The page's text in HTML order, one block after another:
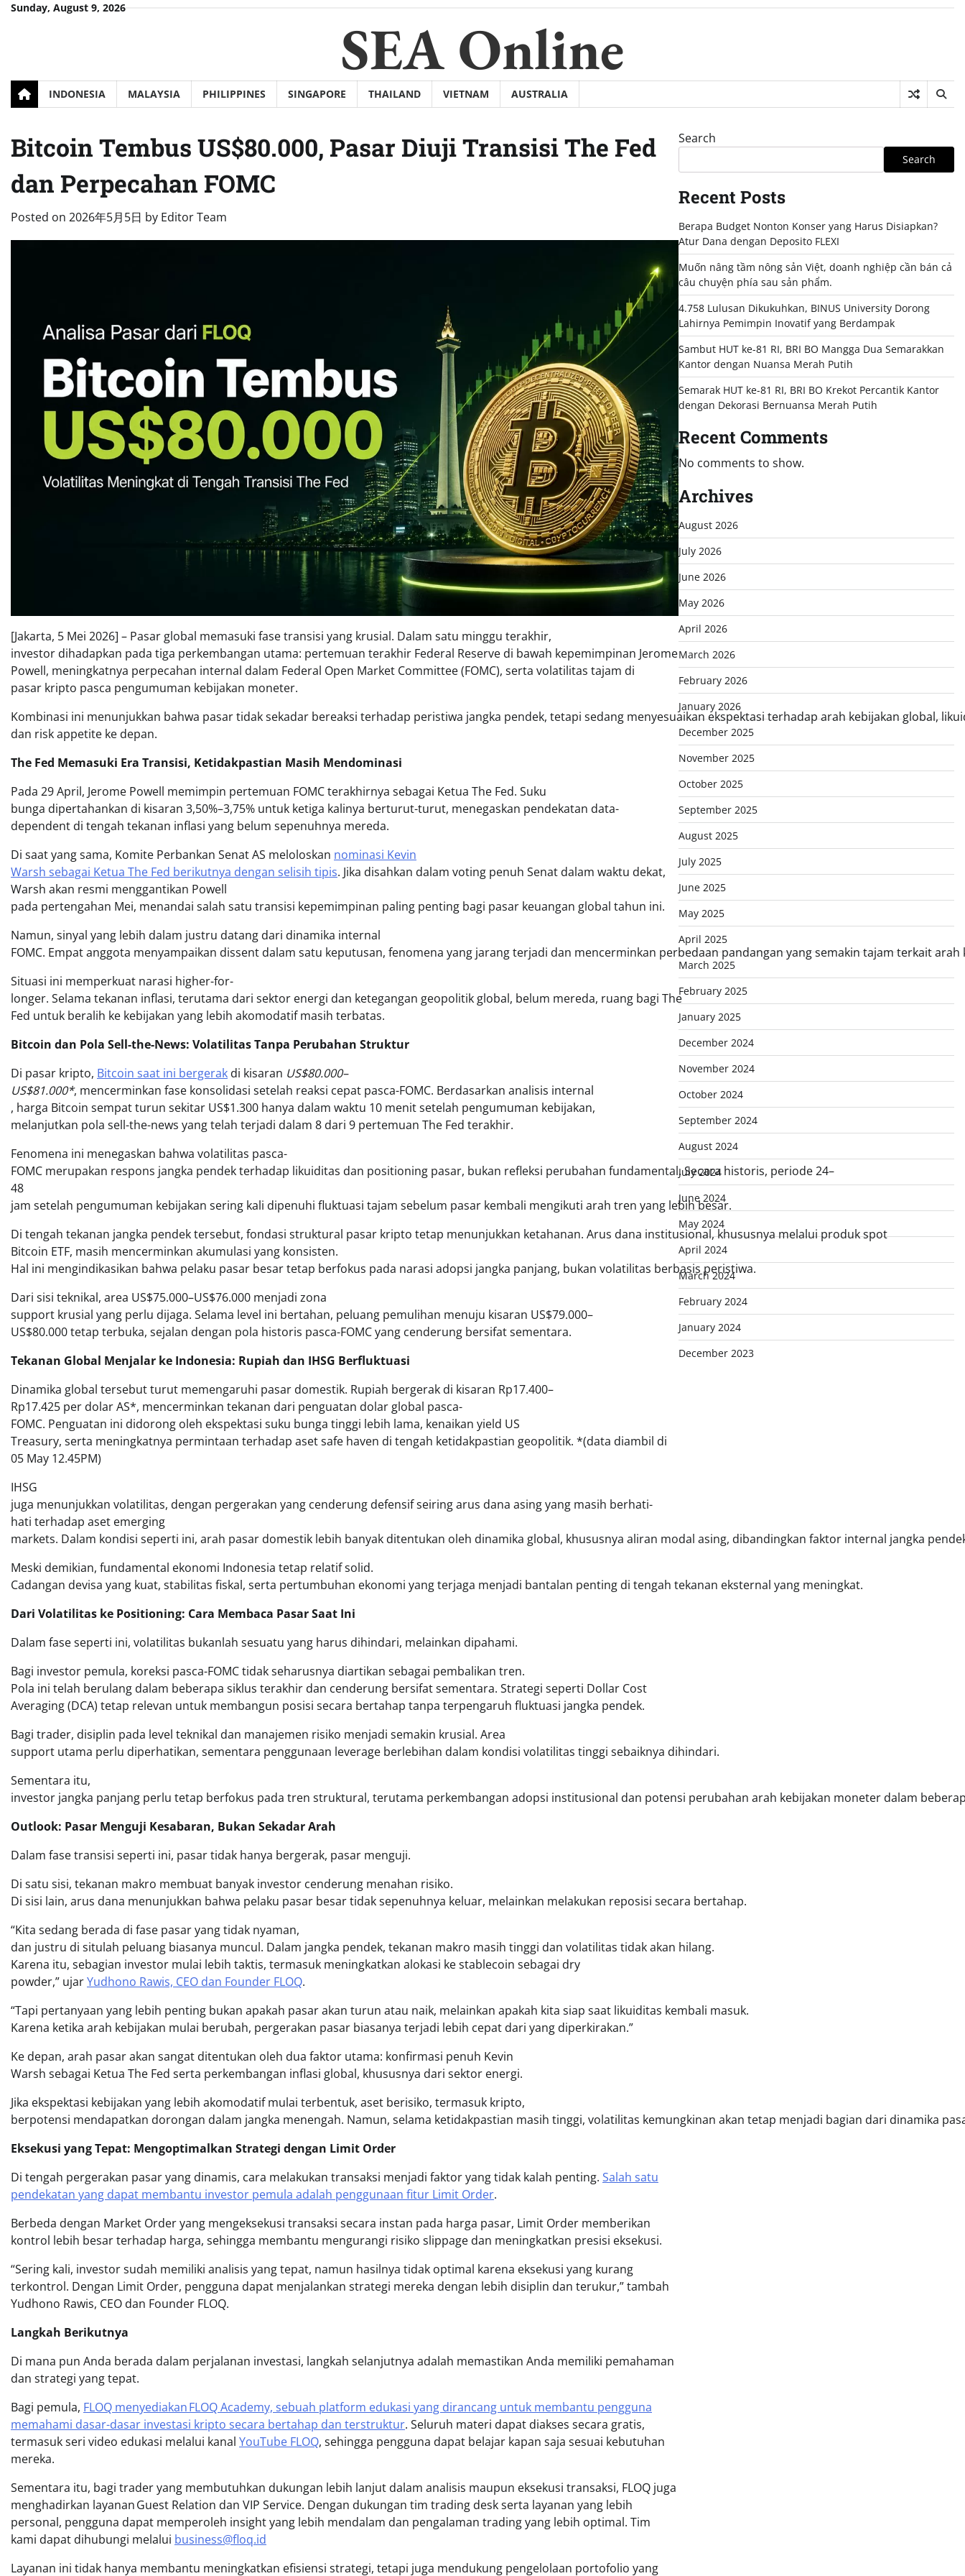
SkipSunday, August 9, 2026
SEA Online
INDONESIA MALAYSIA PHILIPPINES SINGAPORE THAILAND VIETNAM AUSTRALIA
Bitcoin Tembus US$80.000, Pasar Diuji Transisi The Fed
dan Perpecahan FOMC
Posted on 2026年5月5日 by Editor Team
[Jakarta, 5 Mei 2026] – Pasar global memasuki fase transisi yang krusial. Dalam satu minggu terakhir,
investor dihadapkan pada tiga perkembangan utama: pertemuan terakhir Federal Reserve di bawah kepemimpinan Jerome
Powell, meningkatnya perpecahan internal dalam Federal Open Market Committee (FOMC), serta volatilitas tajam di
pasar kripto pasca pengumuman kebijakan moneter.
Kombinasi ini menunjukkan bahwa pasar tidak sekadar bereaksi terhadap peristiwa jangka pendek, tetapi sedang menyesuaikan ekspektasi terhadap arah kebijakan global,
dan risk appetite ke depan.
The Fed Memasuki Era Transisi, Ketidakpastian Masih Mendominasi
Pada 29 April, Jerome Powell memimpin pertemuan FOMC terakhirnya sebagai Ketua The Fed. Suku
bunga dipertahankan di kisaran 3,50%–3,75% untuk ketiga kalinya berturut-turut, menegaskan pendekatan data-
dependent di tengah tekanan inflasi yang belum sepenuhnya mereda.
Di saat yang sama, Komite Perbankan Senat AS meloloskan nominasi Kevin
Warsh sebagai Ketua The Fed berikutnya dengan selisih tipis. Jika disahkan dalam voting penuh Senat dalam waktu dekat,
Warsh akan resmi menggantikan Powell
pada pertengahan Mei, menandai salah satu transisi kepemimpinan paling penting bagi pasar keuangan global tahun ini.
Namun, sinyal yang lebih dalam justru datang dari dinamika internal
FOMC. Empat anggota menyampaikan dissent dalam satu keputusan, fenomena yang jarang terjadi dan mencerminkan perbedaan pandangan yang semakin tajam terkait
Situasi ini memperkuat narasi higher-for-
longer. Selama tekanan inflasi, terutama dari sektor energi dan ketegangan geopolitik global, belum mereda, ruang bagi The
Fed untuk beralih ke kebijakan yang lebih akomodatif masih terbatas.
Bitcoin dan Pola Sell-the-News: Volatilitas Tanpa Perubahan Struktur
Di pasar kripto, Bitcoin saat ini bergerak di kisaran US$80.000–
US$81.000*, mencerminkan fase konsolidasi setelah reaksi cepat pasca-FOMC. Berdasarkan analisis internal
, harga Bitcoin sempat turun sekitar US$1.300 hanya dalam waktu 10 menit setelah pengumuman kebijakan,
melanjutkan pola sell-the-news yang telah terjadi dalam 8 dari 9 pertemuan The Fed terakhir.
Fenomena ini menegaskan bahwa volatilitas pasca-
FOMC merupakan respons jangka pendek terhadap likuiditas dan positioning pasar, bukan refleksi perubahan fundamental. Secara historis, periode 24–
48
jam setelah pengumuman kebijakan sering kali dipenuhi fluktuasi tajam sebelum pasar kembali mengikuti arah tren yang lebih besar.
Di tengah tekanan jangka pendek tersebut, fondasi struktural pasar kripto tetap menunjukkan ketahanan. Arus dana institusional, khususnya melalui produk spot
Bitcoin ETF, masih mencerminkan akumulasi yang konsisten.
Hal ini mengindikasikan bahwa pelaku pasar besar tetap berfokus pada narasi adopsi jangka panjang, bukan volatilitas berbasis peristiwa.
Dari sisi teknikal, area US$75.000–US$76.000 menjadi zona
support krusial yang perlu dijaga. Selama level ini bertahan, peluang pemulihan menuju kisaran US$79.000–
US$80.000 tetap terbuka, sejalan dengan pola historis pasca-FOMC yang cenderung bersifat sementara.
Tekanan Global Menjalar ke Indonesia: Rupiah dan IHSG Berfluktuasi
Dinamika global tersebut turut memengaruhi pasar domestik. Rupiah bergerak di kisaran Rp17.400–
Rp17.425 per dolar AS*, mencerminkan tekanan dari penguatan dolar global pasca-
FOMC. Penguatan ini didorong oleh ekspektasi suku bunga tinggi lebih lama, kenaikan yield US
Treasury, serta meningkatnya permintaan terhadap aset safe haven di tengah ketidakpastian geopolitik. *(data diambil di
05 May 12.45PM)
IHSG
juga menunjukkan volatilitas, dengan pergerakan yang cenderung defensif seiring arus dana asing yang masih berhati-
hati terhadap aset emerging
markets. Dalam kondisi seperti ini, arah pasar domestik lebih banyak ditentukan oleh dinamika global, khususnya aliran modal asing, dibandingkan faktor internal jangka
Meski demikian, fundamental ekonomi Indonesia tetap relatif solid.
Cadangan devisa yang kuat, stabilitas fiskal, serta pertumbuhan ekonomi yang terjaga menjadi bantalan penting di tengah tekanan eksternal yang meningkat.
Dari Volatilitas ke Positioning: Cara Membaca Pasar Saat Ini
Dalam fase seperti ini, volatilitas bukanlah sesuatu yang harus dihindari, melainkan dipahami.
Bagi investor pemula, koreksi pasca-FOMC tidak seharusnya diartikan sebagai pembalikan tren.
Pola ini telah berulang dalam beberapa siklus terakhir dan cenderung bersifat sementara. Strategi seperti Dollar Cost
Averaging (DCA) tetap relevan untuk membangun posisi secara bertahap tanpa terpengaruh fluktuasi jangka pendek.
Bagi trader, disiplin pada level teknikal dan manajemen risiko menjadi semakin krusial. Area
support utama perlu diperhatikan, sementara penggunaan leverage berlebihan dalam kondisi volatilitas tinggi sebaiknya dihindari.
Sementara itu,
investor jangka panjang perlu tetap berfokus pada tren struktural, terutama perkembangan adopsi institusional dan potensi perubahan arah kebijakan moneter dalam
Outlook: Pasar Menguji Kesabaran, Bukan Sekadar Arah
Dalam fase transisi seperti ini, pasar tidak hanya bergerak, pasar menguji.
Di satu sisi, tekanan makro membuat banyak investor cenderung menahan risiko.
Di sisi lain, arus dana menunjukkan bahwa pelaku pasar besar tidak sepenuhnya keluar, melainkan melakukan reposisi secara bertahap.
“Kita sedang berada di fase pasar yang tidak nyaman,
dan justru di situlah peluang biasanya muncul. Dalam jangka pendek, tekanan makro masih tinggi dan volatilitas tidak akan hilang.
Karena itu, sebagian investor mulai lebih taktis, termasuk meningkatkan alokasi ke stablecoin sebagai dry
powder,” ujarYudhono Rawis, CEO dan Founder FLOQ.
“Tapi pertanyaan yang lebih penting bukan apakah pasar akan turun atau naik, melainkan apakah kita siap saat likuiditas kembali masuk.
Karena ketika arah kebijakan mulai berubah, pergerakan pasar biasanya terjadi lebih cepat dari yang diperkirakan.”
Ke depan, arah pasar akan sangat ditentukan oleh dua faktor utama: konfirmasi penuh Kevin
Warsh sebagai Ketua The Fed serta perkembangan inflasi global, khususnya dari sektor energi.
Jika ekspektasi kebijakan yang lebih akomodatif mulai terbentuk, aset berisiko, termasuk kripto,
berpotensi mendapatkan dorongan dalam jangka menengah. Namun, selama ketidakpastian masih tinggi, volatilitas kemungkinan akan tetap menjadi bagian dari dinamika
Eksekusi yang Tepat: Mengoptimalkan Strategi dengan Limit Order
Di tengah pergerakan pasar yang dinamis, cara melakukan transaksi menjadi faktor yang tidak kalah penting. Salah satu
pendekatan yang dapat membantu investor pemula adalah penggunaan fitur Limit Order.
Berbeda dengan Market Order yang mengeksekusi transaksi secara instan pada harga pasar, Limit Order memberikan
kontrol lebih besar terhadap harga, sehingga membantu mengurangi risiko slippage dan meningkatkan presisi eksekusi.
“Sering kali, investor sudah memiliki analisis yang tepat, namun hasilnya tidak optimal karena eksekusi yang kurang
terkontrol. Dengan Limit Order, pengguna dapat menjalankan strategi mereka dengan lebih disiplin dan terukur,” tambah
Yudhono Rawis, CEO dan Founder FLOQ.
Langkah Berikutnya
Di mana pun Anda berada dalam perjalanan investasi, langkah selanjutnya adalah memastikan Anda memiliki pemahaman
dan strategi yang tepat.
Bagi pemula, FLOQ menyediakan FLOQ Academy, sebuah platform edukasi yang dirancang untuk membantu pengguna
memahami dasar-dasar investasi kripto secara bertahap dan terstruktur. Seluruh materi dapat diakses secara gratis,
termasuk seri video edukasi melalui kanal YouTube FLOQ, sehingga pengguna dapat belajar kapan saja sesuai kebutuhan
mereka.
Sementara itu, bagi trader yang membutuhkan dukungan lebih lanjut dalam analisis maupun eksekusi transaksi, FLOQ juga
menghadirkan layanan Guest Relation dan VIP Service. Dengan dukungan tim trading desk serta layanan yang lebih
personal, pengguna dapat memperoleh insight yang lebih mendalam dan pengalaman trading yang lebih optimal. Tim
kami dapat dihubungi melalui business@floq.id
Layanan ini tidak hanya membantu meningkatkan efisiensi strategi, tetapi juga mendukung pengelolaan portofolio yang
Search
Search
Recent Posts
Berapa Budget Nonton Konser yang Harus Disiapkan?
Atur Dana dengan Deposito FLEXI
Muốn nâng tầm nông sản Việt, doanh nghiệp cần bán cả
câu chuyện phía sau sản phẩm.
4.758 Lulusan Dikukuhkan, BINUS University Dorong
Lahirnya Pemimpin Inovatif yang Berdampak
Sambut HUT ke-81 RI, BRI BO Mangga Dua Semarakkan
Kantor dengan Nuansa Merah Putih
Semarak HUT ke-81 RI, BRI BO Krekot Percantik Kantor
dengan Dekorasi Bernuansa Merah Putih
Recent Comments
No comments to show.
Archives
August 2026
July 2026
June 2026
May 2026
April 2026
March 2026
February 2026
January 2026
December 2025
November 2025
October 2025
September 2025
August 2025
July 2025
June 2025
May 2025
April 2025
March 2025
February 2025
January 2025
December 2024
November 2024
October 2024
September 2024
August 2024
July 2024
June 2024
May 2024
April 2024
March 2024
February 2024
January 2024
December 2023